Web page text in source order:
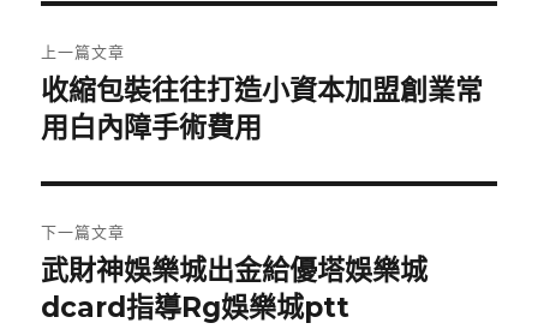
章
導
覽
上一篇文章
上
一
文
章:
收縮包裝往往打造小資本加盟創業常
用白內障手術費用
下一篇文章
下
一
武財神娛樂城出金給優塔娛樂城
dcard指導Rg娛樂城ptt